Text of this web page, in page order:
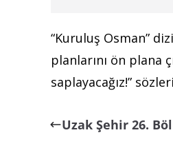
“Kuruluş Osman”
planlarını ön plana
saplayacağız!”
Uzak Şehir 26.